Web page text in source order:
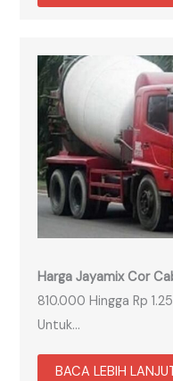
Harga Jayamix Cor
810.000 Hingga Rp
Untuk…
BACA LEBIH